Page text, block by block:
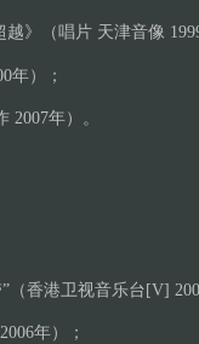
越》（唱片 天津音像
年）；
2007年）。
（香港卫视音乐台[V]
年）；